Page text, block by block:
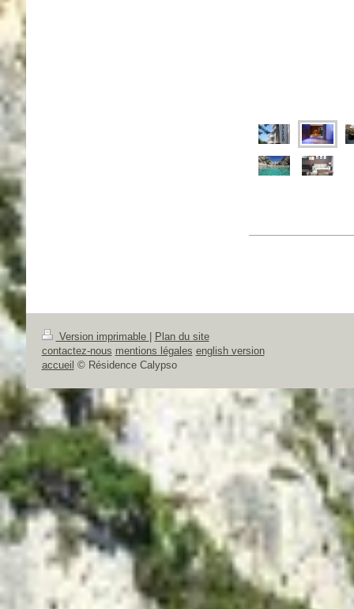
Version imprimable
Plan du site
contactez-nous mentions légales english version
accueil © Résidence Calypso